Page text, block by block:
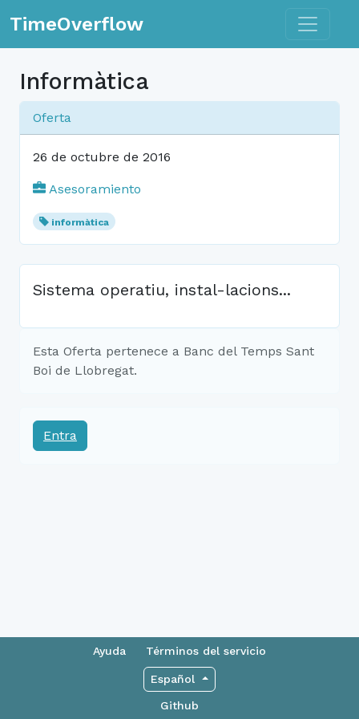
TimeOverflow Toggle
Informàtica
Oferta
26 de octubre de 2016
Asesoramiento
informàtica
Sistema operatiu, instal-lacions...
Esta Oferta pertenece a Banc del Temps Sant
Boi de Llobregat.
Entra
Ayuda Términos del servicio
Español
Github